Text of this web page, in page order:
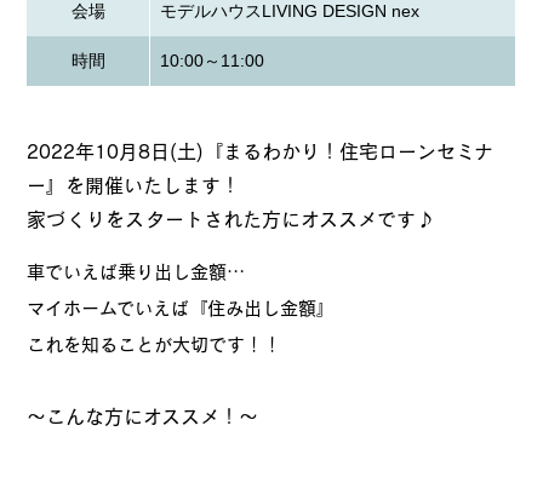
会場 モデルハウスLIVING DESIGN nex
時間 10:00～11:00
2022年10月8日(土)『まるわかり！住宅ローンセミナ
ー』を開催いたします！
家づくりをスタートされた方にオススメです♪
車でいえば乗り出し金額…
マイホームでいえば『住み出し金額』
これを知ることが大切です！！
～こんな方にオススメ！～